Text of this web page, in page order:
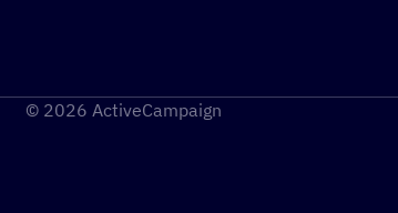
© 2026 ActiveCampaign